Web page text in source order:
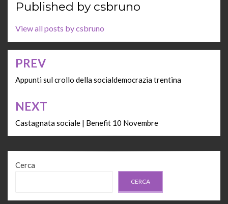
Published by csbruno
View all posts by csbruno
Navigazione
articoli
PREV
Appunti sul crollo della socialdemocrazia trentina
NEXT
Castagnata sociale | Benefit 10 Novembre
Cerca
CERCA